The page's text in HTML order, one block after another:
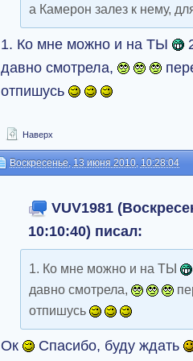
а Камерон залез к нему,
1. Ко мне можно и на ТЫ
давно смотрела,
отпишусь
Наверх
Воскресенье, 13 июня 2010, 10:28:04
VUV1981
10:10:40) писал:
1. Ко мне можно и на ТЫ
давно смотрела,
отпишусь
Ок Спасибо, буду ждать